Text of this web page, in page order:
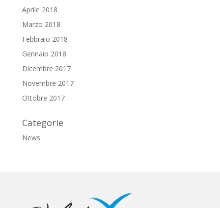
Aprile 2018
Marzo 2018
Febbraio 2018
Gennaio 2018
Dicembre 2017
Novembre 2017
Ottobre 2017
Categorie
News